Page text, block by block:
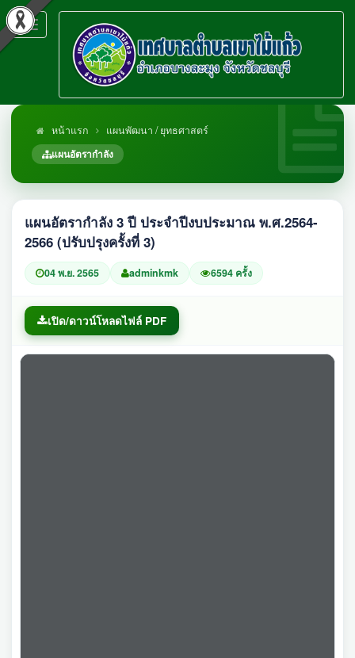
Toggle
navigation
หน้าแรก
แผนพัฒนา / ยุทธศาสตร์
แผนอัตรากำลัง
แผนอัตรากำลัง 3 ปี ประจำปีงบประมาณ พ.ศ.2564-
2566 (ปรับปรุงครั้งที่ 3)
04 พ.ย. 2565 adminkmk 6594 ครั้ง
เปิด/ดาวน์โหลดไฟล์ PDF